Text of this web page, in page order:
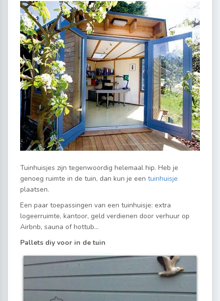
Tuinhuisjes zijn tegenwoordig helemaal hip. Heb je
genoeg ruimte in de tuin, dan kun je een tuinhuisje
plaatsen.
Een paar toepassingen van een tuinhuisje: extra
logeerruimte, kantoor, geld verdienen door verhuur op
Airbnb, sauna of hottub…
Pallets diy voor in de tuin